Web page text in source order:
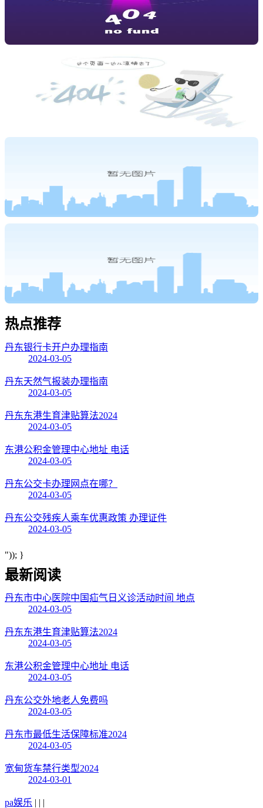
热点推荐
丹东银行卡开户办理指南
2024-03-05
丹东天然气报装办理指南
2024-03-05
丹东东港生育津贴算法2024
2024-03-05
东港公积金管理中心地址 电话
2024-03-05
丹东公交卡办理网点在哪？
2024-03-05
丹东公交残疾人乘车优惠政策 办理证件
2024-03-05
")); }
最新阅读
丹东市中心医院中国疝气日义诊活动时间 地点
2024-03-05
丹东东港生育津贴算法2024
2024-03-05
东港公积金管理中心地址 电话
2024-03-05
丹东公交外地老人免费吗
2024-03-05
丹东市最低生活保障标准2024
2024-03-05
宽甸货车禁行类型2024
2024-03-01
pa娱乐 | | |